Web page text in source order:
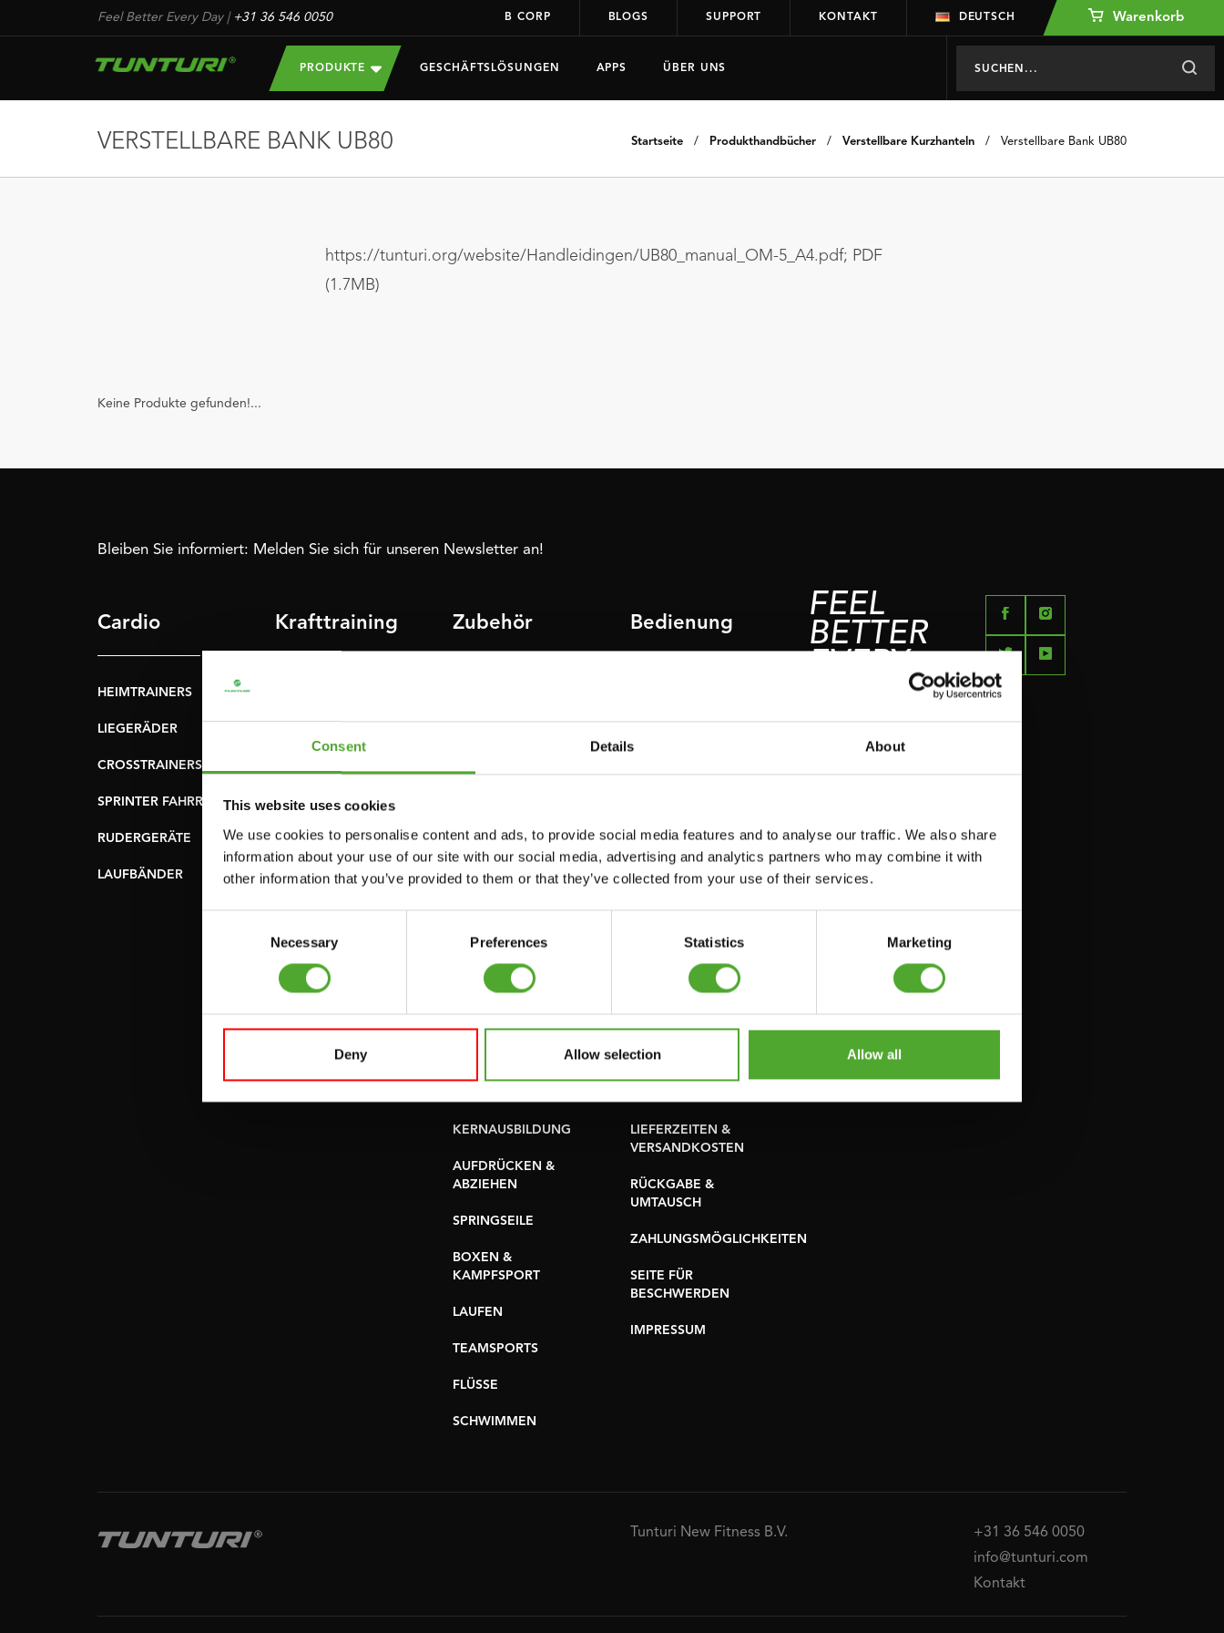
Consent Details About
This website uses cookies
We use cookies to personalise content and ads, to provide social media features and to analyse our traffic. We also share
information about your use of our site with our social media, advertising and analytics partners who may combine it with
other information that you’ve provided to them or that they’ve collected from your use of their services.
Necessary Preferences Statistics Marketing
Deny Allow selection Allow all
Feel Better Every Day| +31 36 546 0050 B CORP BLOGS SUPPORT KONTAKT DEUTSCH Warenkorb
PRODUKTE GESCHÄFTSLÖSUNGEN APPS ÜBER UNS
Startseite / Produkthandbücher / Verstellbare Kurzhanteln / Verstellbare Bank UB80
VERSTELLBARE BANK UB80
https://tunturi.org/website/Handleidingen/UB80_manual_OM-5_A4.pdf; PDF
(1.7MB)
Keine Produkte gefunden!...
Bleiben Sie informiert: Melden Sie sich für unseren Newsletter an!
Cardio
HEIMTRAINERS
LIEGERÄDER
CROSSTRAINERS
SPRINTER FAHRRÄDER
RUDERGERÄTE
LAUFBÄNDER
Krafttraining
& RÜCKENTRAINER
KRAFSTATIONEN
ÜBUNGSBÄNKE
Zubehör
GESCHWINDIGKEIT
UND BEWEGLICHKEIT
GYMBALLEN
KERNAUSBILDUNG
AUFDRÜCKEN &
ABZIEHEN
SPRINGSEILE
BOXEN &
KAMPFSPORT
LAUFEN
TEAMSPORTS
FLÜSSE
SCHWIMMEN
Bedienung
FAQ
HANDBÜCHER
ALTE HANDBÜCHER
PROBLEM BERICHTEN
TEILE KAUFEN
GARANTIE &
LIEFERZEITEN &
VERSANDKOSTEN
RÜCKGABE &
UMTAUSCH
ZAHLUNGSMÖGLICHKEITEN
SEITE FÜR
BESCHWERDEN
IMPRESSUM
FEEL
BETTER
Tunturi New Fitness B.V.
+31 36 546 0050
info@tunturi.com
Kontakt